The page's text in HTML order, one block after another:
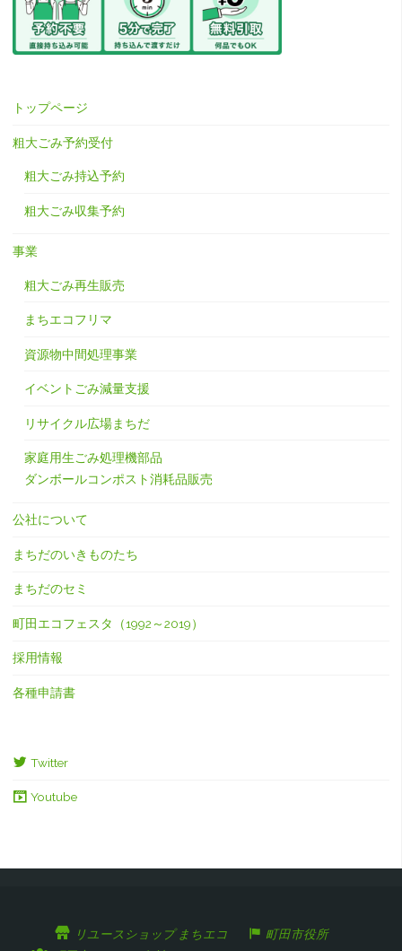
トップページ
粗大ごみ予約受付
粗大ごみ持込予約
粗大ごみ収集予約
事業
粗大ごみ再生販売
まちエコフリマ
資源物中間処理事業
イベントごみ減量支援
リサイクル広場まちだ
家庭用生ごみ処理機部品
ダンボールコンポスト消耗品販売
公社について
まちだのいきものたち
まちだのセミ
町田エコフェスタ（1992～2019）
採用情報
各種申請書
Twitter
Youtube
リユースショップ まちエコ
町田市役所